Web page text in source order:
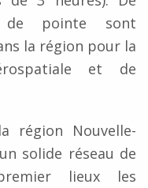
de pointe sont
la région pour la
et de
région Nouvelle-
solide réseau de
lieux les